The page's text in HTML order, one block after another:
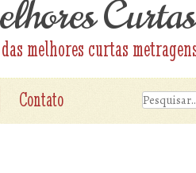
Curtas
melhores curtas
Contato